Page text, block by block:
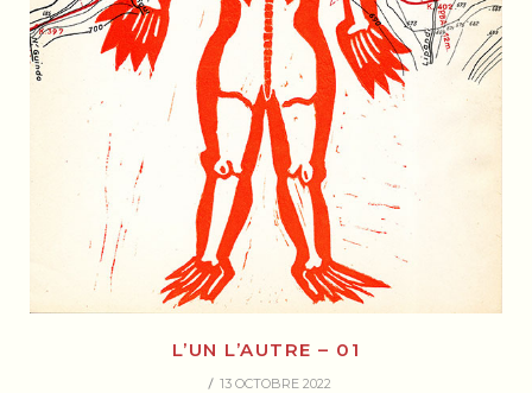
L’UN L’AUTRE – 01
13 OCTOBRE 2022